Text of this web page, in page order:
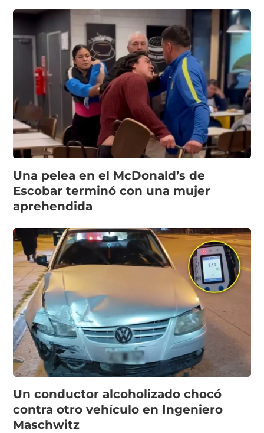
Una pelea en el McDonald’s de
Escobar terminó con una mujer
aprehendida
Un conductor alcoholizado chocó
contra otro vehículo en Ingeniero
Maschwitz